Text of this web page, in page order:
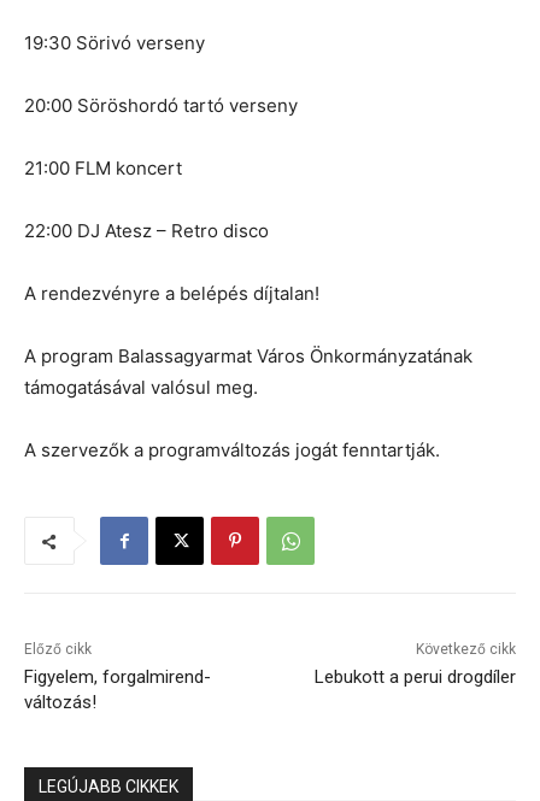
19:30 Sörivó verseny
20:00 Söröshordó tartó verseny
21:00 FLM koncert
22:00 DJ Atesz – Retro disco
A rendezvényre a belépés díjtalan!
A program Balassagyarmat Város Önkormányzatának
támogatásával valósul meg.
A szervezők a programváltozás jogát fenntartják.
Előző cikk
Figyelem, forgalmirend-
változás!
Következő cikk
Lebukott a perui drogdíler
LEGÚJABB CIKKEK